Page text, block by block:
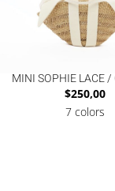
MINI SOPHIE LACE /
$250,00
7 colors